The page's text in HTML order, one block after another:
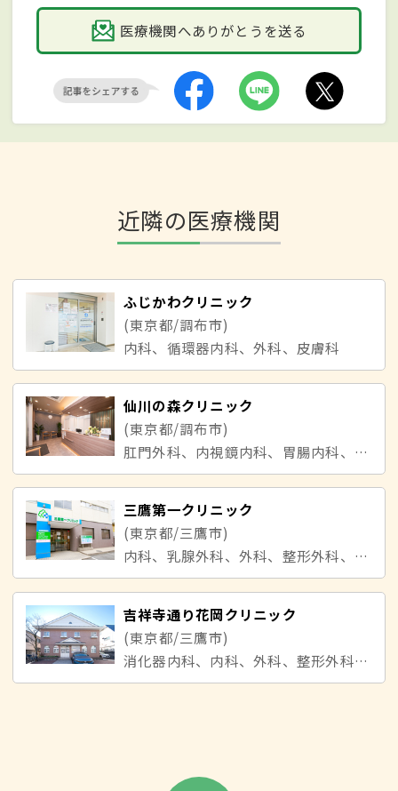
医療機関へありがとうを送る
近隣の医療機関
ふじかわクリニック
(東京都/調布市)
内科、循環器内科、外科、皮膚科
仙川の森クリニック
(東京都/調布市)
肛門外科、内視鏡内科、胃腸内科、外科
三鷹第一クリニック
(東京都/三鷹市)
内科、乳腺外科、外科、整形外科、泌尿器科、消化器内科
吉祥寺通り花岡クリニック
(東京都/三鷹市)
消化器内科、内科、外科、整形外科、心療内科